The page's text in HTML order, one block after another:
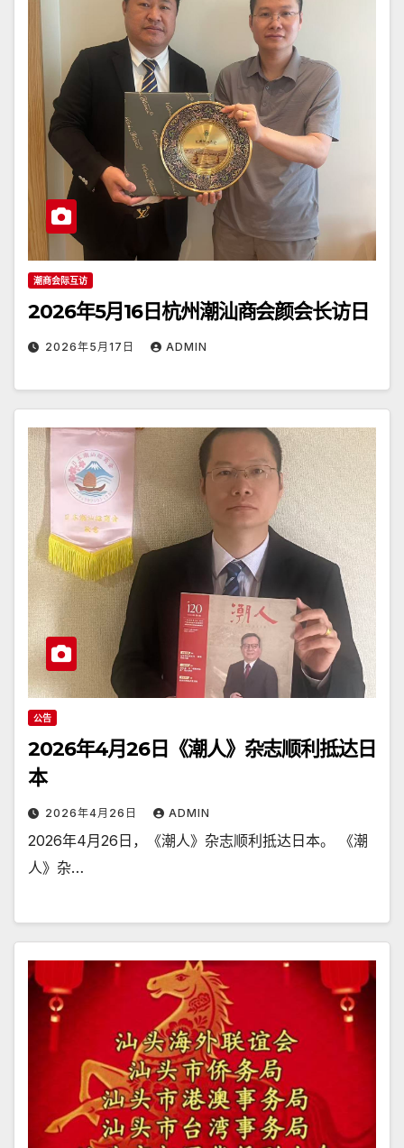
潮商会际互访
2026年5月16日杭州潮汕商会颜会长访日
2026年5月17日 ADMIN
公告
2026年4月26日《潮人》杂志顺利抵达日
本
2026年4月26日 ADMIN
2026年4月26日，《潮人》杂志顺利抵达日本。 《潮
人》杂…